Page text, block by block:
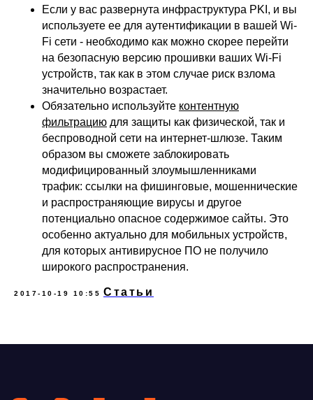
Если у вас развернута инфраструктура PKI, и вы
используете ее для аутентификации в вашей Wi-
Fi сети - необходимо как можно скорее перейти
на безопасную версию прошивки ваших Wi-Fi
устройств, так как в этом случае риск взлома
значительно возрастает.
Обязательно используйте контентную
фильтрацию для защиты как физической, так и
беспроводной сети на интернет-шлюзе. Таким
образом вы сможете заблокировать
модифицированный злоумышленниками
трафик: ссылки на фишинговые, мошеннические
и распространяющие вирусы и другое
потенциально опасное содержимое сайты. Это
особенно актуально для мобильных устройств,
для которых антивирусное ПО не получило
широкого распространения.
2017-10-19 10:55 Статьи
© ideco 2005-2026 · Все права защищены
Условия использования
Политика обработки персональных данных
Клиентский сервис
Продление лицензий
Инвесторам
ВКонтакте
Youtube
Rutube
Файрвольная
Ideco NGFW